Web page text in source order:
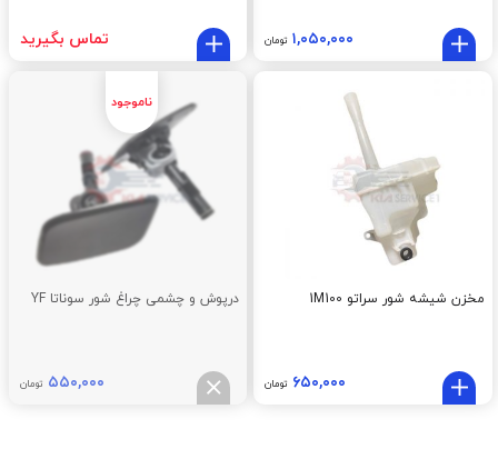
۱,۰۵۰,۰۰۰ تومان تماس بگیرید
مخزن شیشه شور سراتو 1M100
۶۵۰,۰۰۰ تومان
درپوش و چشمی چراغ شور سوناتا YF
۵۵۰,۰۰۰ تومان